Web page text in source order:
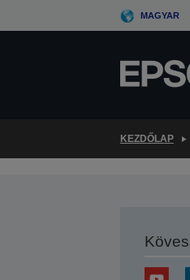
to
MAGYAR
KEZDŐLAP